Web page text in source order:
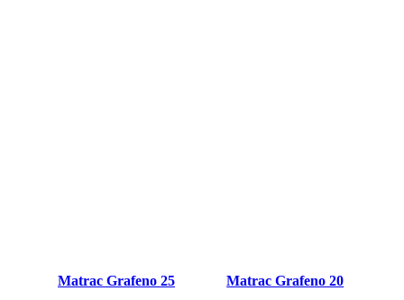
Matrac Grafeno 25
Matrac Grafeno 20